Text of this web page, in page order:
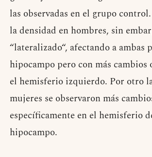
las observadas en el grupo
la densidad en hombres, sin
“lateralizado“, afectando a ambas
hipocampo pero con más cambios
el hemisferio izquierdo. Por otro
mujeres se observaron más
específicamente en el hemisferio
hipocampo.